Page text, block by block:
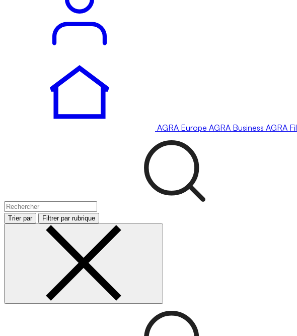
AGRA Europe AGRA Business AGRA Fil
Trier par Filtrer par rubrique